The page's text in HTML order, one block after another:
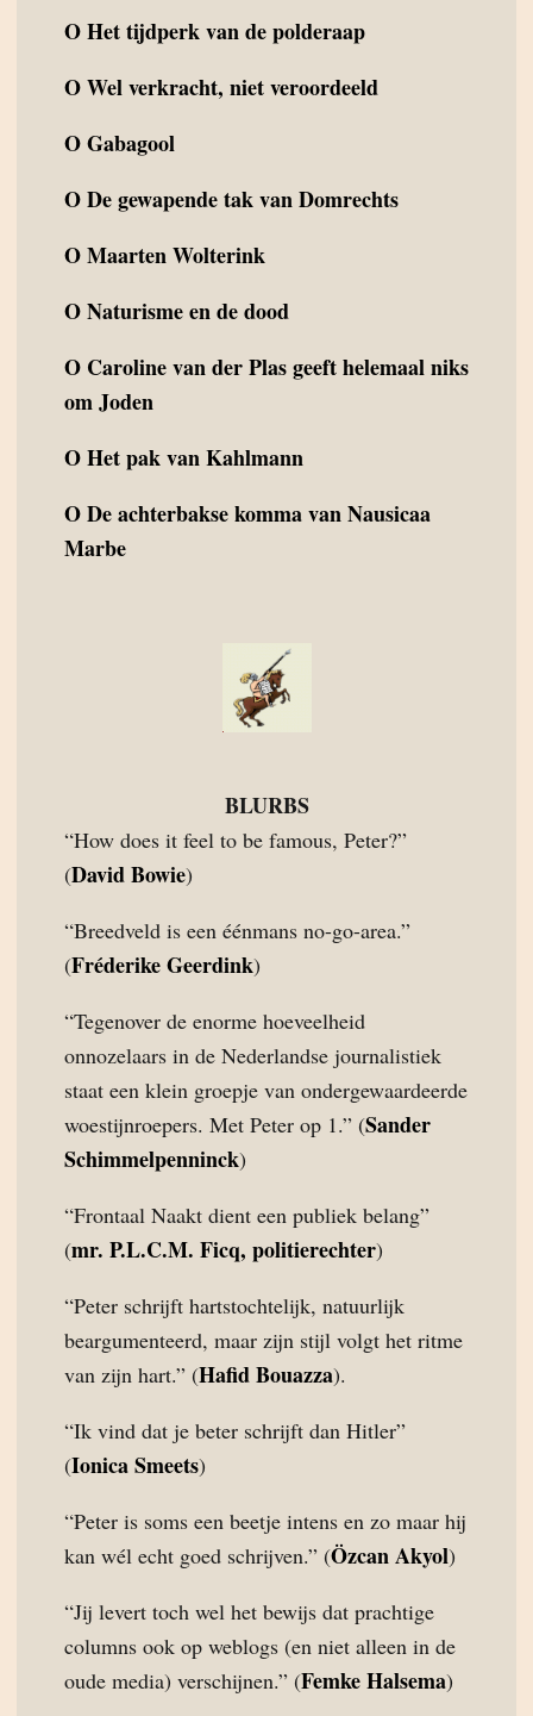
OHet tijdperk van de polderaap
OWel verkracht, niet veroordeeld
OGabagool
ODe gewapende tak van Domrechts
OMaarten Wolterink
ONaturisme en de dood
O Caroline van der Plas geeft helemaal niks
om Joden
OHet pak van Kahlmann
ODe achterbakse komma van Nausicaa
Marbe
BLURBS
“How does it feel to be famous, Peter?”
(David Bowie)
“Breedveld is een éénmans no-go-area.”
(Fréderike Geerdink)
“Tegenover de enorme hoeveelheid
onnozelaars in de Nederlandse journalistiek
staat een klein groepje van ondergewaardeerde
woestijnroepers. Met Peter op 1.” (Sander
Schimmelpenninck)
“Frontaal Naakt dient een publiek belang”
(mr. P.L.C.M. Ficq, politierechter)
“Peter schrijft hartstochtelijk, natuurlijk
beargumenteerd, maar zijn stijl volgt het ritme
van zijn hart.” (Hafid Bouazza).
“Ik vind dat je beter schrijft dan Hitler”
(Ionica Smeets)
“Peter is soms een beetje intens en zo maar hij
kan wél echt goed schrijven.” (Özcan Akyol)
“Jij levert toch wel het bewijs dat prachtige
columns ook op weblogs (en niet alleen in de
oude media) verschijnen.” (Femke Halsema)